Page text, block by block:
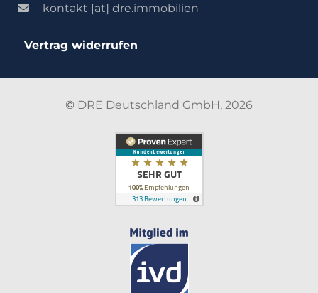
kontakt [at] dre.immobilien
Vertrag widerrufen
© DRE Deutschland GmbH, 2026